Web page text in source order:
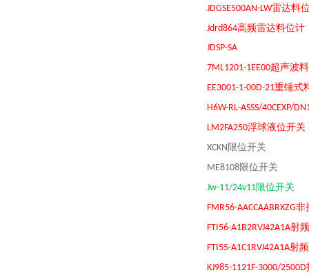
JDGSE500AN-LW雷达料
Jdrd864高频雷达料位计
JDSP-SA
7ML1201-1EE00超声波
EE3001-1-00D-21重锤式
H6W-RL-ASSS/40CEXP/
LM2FA250浮球液位开关
XCKN 限位开关
ME8108限位开关
Jw-11/24v11限位开关
FMR56-AACCAABRXZG非
FTI56-A1B2RVJ42A1A射
FTI55-A1C1RVJ42A1A射
KJ985-1121F-3000/2500D